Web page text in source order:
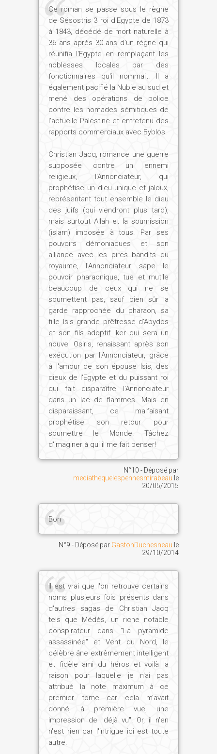
Ce roman se passe sous le règne
de Sésostris 3 roi d'Egypte de 1873
à 1843, décédé de mort naturelle à
36 ans après 30 ans d'un règne qui
réunifia l'Egypte en remplaçant les
noblesses locales par des
fonctionnaires qu'il nommait. Il a
également pacifié la Nubie au sud et
mené des opérations de police
contre les nomades sémitiques de
l'actuelle Palestine et entretenu des
rapports commerciaux avec Byblos.
Christian Jacq, romance une guerre
supposée contre un ennemi
religieux, l'Annonciateur, qui
prophétise un dieu unique et jaloux,
représentant tout ensemble le dieu
des juifs (qui viendront plus tard),
mais surtout Allah et la soumission
(islam) imposée à tous. Par ses
pouvoirs démoniaques et son
alliance avec les pires bandits du
royaume, l'Annonciateur sape le
pouvoir pharaonique, tue et mutile
beaucoup de ceux qui ne se
soumettent pas, sauf bien sûr la
garde rapprochée du pharaon, sa
fille Isis grande prêtresse d'Abydos
et son fils adoptif Iker qui sera un
nouvel Osiris, renaissant après son
exécution par l'Annonciateur, grâce
à l'amour de son épouse Isis, des
dieux de l'Egypte et du puissant roi
qui fait disparaître l'Annonciateur
dans un lac de flammes. Mais en
disparaissant, ce malfaisant
prophétise son retour pour
soumettre le Monde. Tâchez
d'imaginer à qui il me fait penser!
N°10 - Déposé par
mediathequelespennesmirabeau le
20/05/2015
Bon
N°9 - Déposé par GastonDuchesneau le
29/10/2014
Il est vrai que l'on retrouve certains
noms plusieurs fois présents dans
d'autres sagas de Christian Jacq
tels que Médès, un riche notable
conspirateur dans "La pyramide
assassinée" et Vent du Nord, le
célèbre âne extrêmement intelligent
et fidèle ami du héros et voilà la
raison pour laquelle je n'ai pas
attribué la note maximum à ce
premier tome car cela m'avait
donné, à première vue, une
impression de "déjà vu". Or, il n'en
n'est rien car l'intrigue ici est toute
autre.